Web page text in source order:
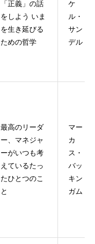
「正義」の話
をしよう いま
を生き延びる
ための哲学
ケ
ル・
サン
デル
最高のリーダ
ー、マネジャ
ーがいつも考
えているたっ
たひとつのこ
と
マー
カ
ス・
バッ
キン
ガム